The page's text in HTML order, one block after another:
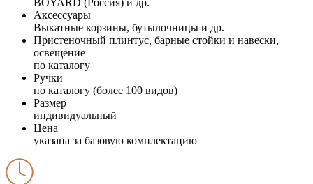
Аксессуары
Выкатные корзины, бутылочницы и др.
Пристеночный плинтус, барные стойки и навески,
освещение
по каталогу
Ручки
по каталогу (более 100 видов)
Размер
индивидуальный
Цена
указана за базовую комплектацию